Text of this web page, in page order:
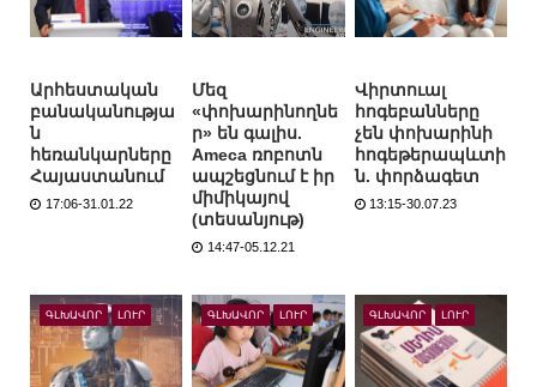
Արհեստական
բանականությա
ն
հեռանկարները
Հայաստանում
17:06-31.01.22
Մեզ
«փոխարինողնե
ր» են գալիս.
Ameca ռոբոտն
ապշեցնում է իր
միմիկայով
(տեսանյութ)
14:47-05.12.21
Վիրտուալ
հոգեբանները
չեն փոխարինի
հոգեթերապևտի
ն. փորձագետ
13:15-30.07.23
ԳԼԽԱՎՈՐ ԼՈՒՐ ԳԼԽԱՎՈՐ ԼՈՒՐ ԳԼԽԱՎՈՐ ԼՈՒՐ